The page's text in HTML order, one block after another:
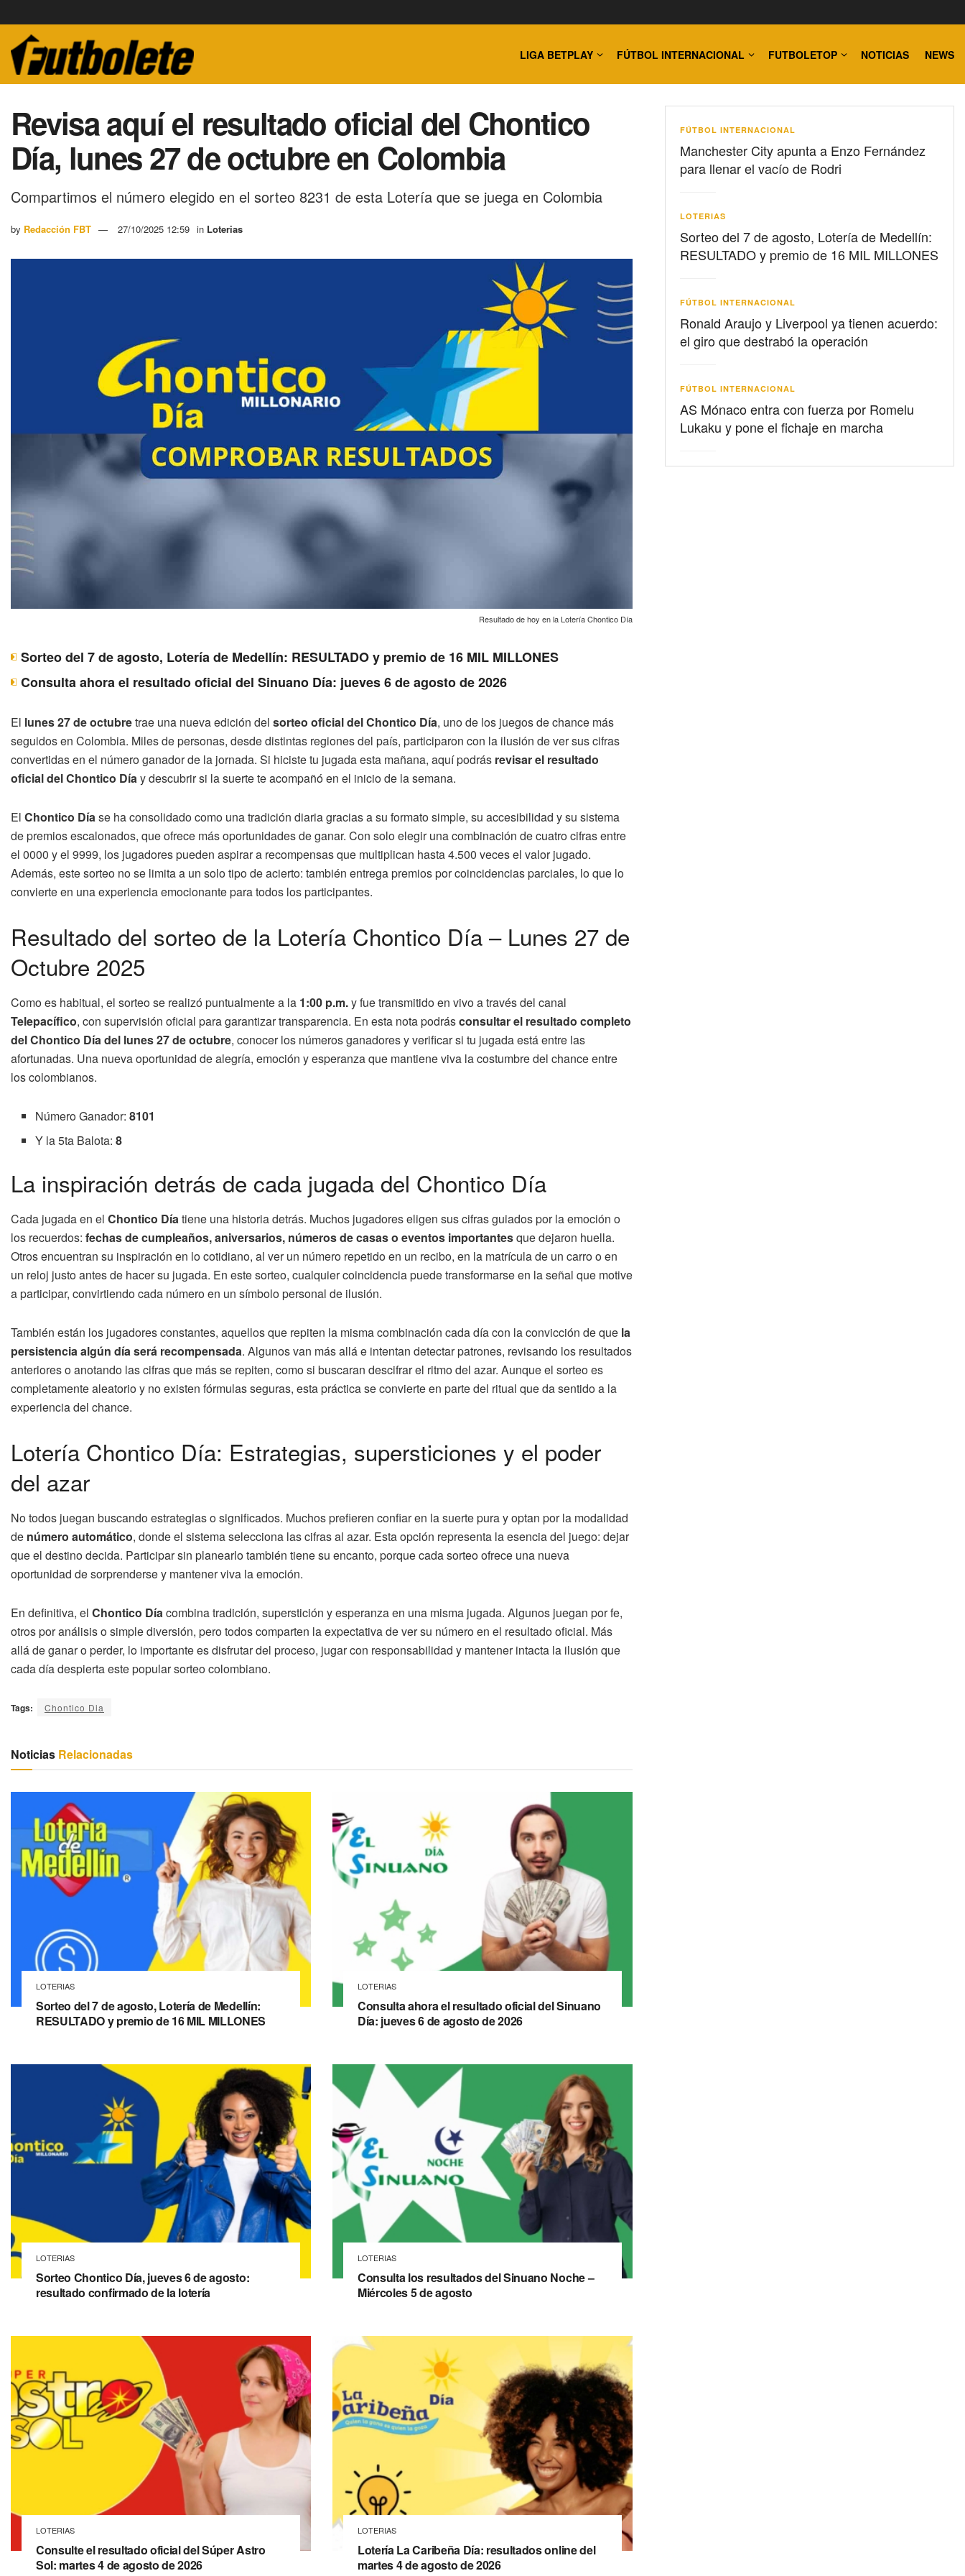
LIGA BETPLAY FÚTBOL INTERNACIONAL FUTBOLETOP NOTICIAS NEWS
Revisa aquí el resultado oficial del Chontico
Día, lunes 27 de octubre en Colombia
Compartimos el número elegido en el sorteo 8231 de esta Lotería que se juega en Colombia
by Redacción FBT 27/10/2025 12:59 in Loterias
Resultado de hoy en la Lotería Chontico Día
Sorteo del 7 de agosto, Lotería de Medellín: RESULTADO y premio de 16 MIL MILLONES
Consulta ahora el resultado oficial del Sinuano Día: jueves 6 de agosto de 2026
El lunes 27 de octubretrae una nueva edición del sorteo oficial del Chontico Día, uno de los juegos de chance más
seguidos en Colombia. Miles de personas, desde distintas regiones del país, participaron con la ilusión de ver sus cifras
convertidas en el número ganador de la jornada. Si hiciste tu jugada esta mañana, aquí podrás revisar el resultado
oficial del Chontico Díay descubrir si la suerte te acompañó en el inicio de la semana.
El Chontico Díase ha consolidado como una tradición diaria gracias a su formato simple, su accesibilidad y su sistema
de premios escalonados, que ofrece más oportunidades de ganar. Con solo elegir una combinación de cuatro cifras entre
el 0000 y el 9999, los jugadores pueden aspirar a recompensas que multiplican hasta 4.500 veces el valor jugado.
Además, este sorteo no se limita a un solo tipo de acierto: también entrega premios por coincidencias parciales, lo que lo
convierte en una experiencia emocionante para todos los participantes.
Resultado del sorteo de la Lotería Chontico Día – Lunes 27 de
Octubre 2025
Como es habitual, el sorteo se realizó puntualmente a la 1:00 p.m.y fue transmitido en vivo a través del canal
Telepacífico, con supervisión oficial para garantizar transparencia. En esta nota podrásconsultar el resultado completo
del Chontico Día del lunes 27 de octubre, conocer los números ganadores y verificar si tu jugada está entre las
afortunadas. Una nueva oportunidad de alegría, emoción y esperanza que mantiene viva la costumbre del chance entre
los colombianos.
Número Ganador:8101
Y la 5ta Balota:8
La inspiración detrás de cada jugada del Chontico Día
Cada jugada en el Chontico Díatiene una historia detrás. Muchos jugadores eligen sus cifras guiados por la emoción o
los recuerdos: fechas de cumpleaños, aniversarios, números de casas o eventos importantesque dejaron huella.
Otros encuentran su inspiración en lo cotidiano, al ver un número repetido en un recibo, en la matrícula de un carro o en
un reloj justo antes de hacer su jugada. En este sorteo, cualquier coincidencia puede transformarse en la señal que motive
a participar, convirtiendo cada número en un símbolo personal de ilusión.
También están los jugadores constantes, aquellos que repiten la misma combinación cada día con la convicción de que la
persistencia algún día será recompensada. Algunos van más allá e intentan detectar patrones, revisando los resultados
anteriores o anotando las cifras que más se repiten, como si buscaran descifrar el ritmo del azar. Aunque el sorteo es
completamente aleatorio y no existen fórmulas seguras, esta práctica se convierte en parte del ritual que da sentido a la
experiencia del chance.
Lotería Chontico Día: Estrategias, supersticiones y el poder
del azar
No todos juegan buscando estrategias o significados. Muchos prefieren confiar en la suerte pura y optan por la modalidad
de número automático, donde el sistema selecciona las cifras al azar. Esta opción representa la esencia del juego: dejar
que el destino decida. Participar sin planearlo también tiene su encanto, porque cada sorteo ofrece una nueva
oportunidad de sorprenderse y mantener viva la emoción.
En definitiva, el Chontico Díacombina tradición, superstición y esperanza en una misma jugada. Algunos juegan por fe,
otros por análisis o simple diversión, pero todos comparten la expectativa de ver su número en el resultado oficial. Más
allá de ganar o perder, lo importante es disfrutar del proceso, jugar con responsabilidad y mantener intacta la ilusión que
cada día despierta este popular sorteo colombiano.
Tags: Chontico Dia
Noticias Relacionadas
LOTERIAS
Sorteo del 7 de agosto, Lotería de Medellín:
RESULTADO y premio de 16 MIL MILLONES
LOTERIAS
Consulta ahora el resultado oficial del Sinuano
Día: jueves 6 de agosto de 2026
LOTERIAS
Sorteo Chontico Día, jueves 6 de agosto:
resultado confirmado de la lotería
LOTERIAS
Consulta los resultados del Sinuano Noche –
Miércoles 5 de agosto
LOTERIAS
Consulte el resultado oficial del Súper Astro
Sol: martes 4 de agosto de 2026
LOTERIAS
Lotería La Caribeña Día: resultados online del
martes 4 de agosto de 2026
FÚTBOL INTERNACIONAL
Manchester City apunta a Enzo Fernández
para llenar el vacío de Rodri
LOTERIAS
Sorteo del 7 de agosto, Lotería de Medellín:
RESULTADO y premio de 16 MIL MILLONES
FÚTBOL INTERNACIONAL
Ronald Araujo y Liverpool ya tienen acuerdo:
el giro que destrabó la operación
FÚTBOL INTERNACIONAL
AS Mónaco entra con fuerza por Romelu
Lukaku y pone el fichaje en marcha